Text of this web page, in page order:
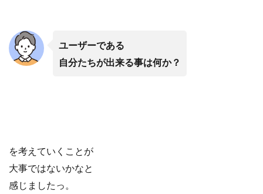
ユーザーである
自分たちが出来る事は何か？
を考えていくことが
大事ではないかなと
感じましたっ。